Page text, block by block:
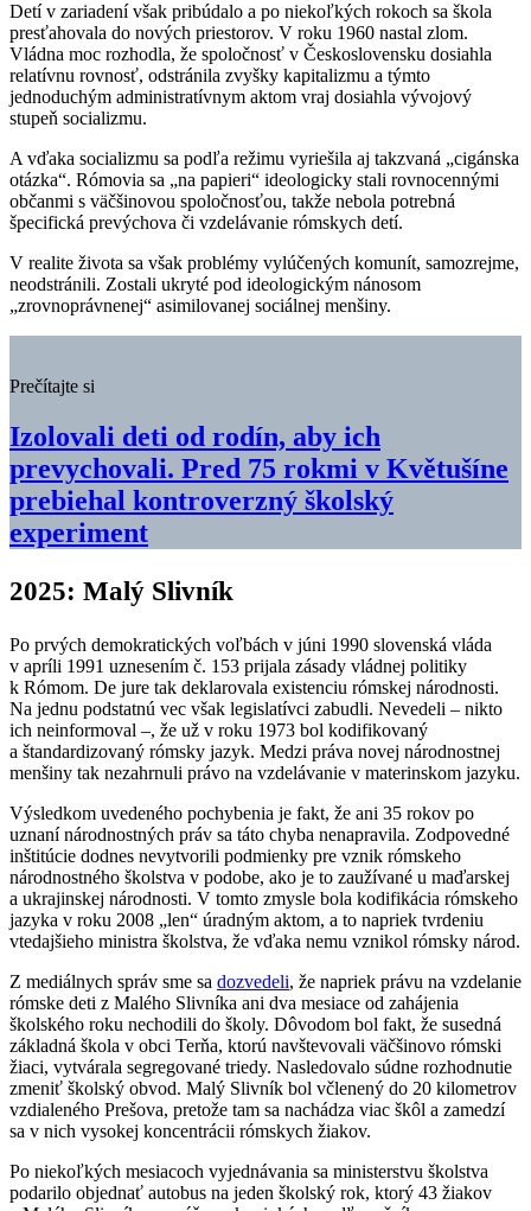
Detí v zariadení však pribúdalo a po niekoľkých rokoch sa škola
presťahovala do nových priestorov. V roku 1960 nastal zlom.
Vládna moc rozhodla, že spoločnosť v Československu dosiahla
relatívnu rovnosť, odstránila zvyšky kapitalizmu a týmto
jednoduchým administratívnym aktom vraj dosiahla vývojový
stupeň socializmu.
A vďaka socializmu sa podľa režimu vyriešila aj takzvaná „cigánska
otázka“. Rómovia sa „na papieri“ ideologicky stali rovnocennými
občanmi s väčšinovou spoločnosťou, takže nebola potrebná
špecifická prevýchova či vzdelávanie rómskych detí.
V realite života sa však problémy vylúčených komunít, samozrejme,
neodstránili. Zostali ukryté pod ideologickým nánosom
„zrovnoprávnenej“ asimilovanej sociálnej menšiny.
Prečítajte si
Izolovali deti od rodín, aby ich
prevychovali. Pred 75 rokmi v Květušíne
prebiehal kontroverzný školský
experiment
2025: Malý Slivník
Po prvých demokratických voľbách v júni 1990 slovenská vláda
v apríli 1991 uznesením č. 153 prijala zásady vládnej politiky
k Rómom. De jure tak deklarovala existenciu rómskej národnosti.
Na jednu podstatnú vec však legislatívci zabudli. Nevedeli – nikto
ich neinformoval –, že už v roku 1973 bol kodifikovaný
a štandardizovaný rómsky jazyk. Medzi práva novej národnostnej
menšiny tak nezahrnuli právo na vzdelávanie v materinskom jazyku.
Výsledkom uvedeného pochybenia je fakt, že ani 35 rokov po
uznaní národnostných práv sa táto chyba nenapravila. Zodpovedné
inštitúcie dodnes nevytvorili podmienky pre vznik rómskeho
národnostného školstva v podobe, ako je to zaužívané u maďarskej
a ukrajinskej národnosti. V tomto zmysle bola kodifikácia rómskeho
jazyka v roku 2008 „len“ úradným aktom, a to napriek tvrdeniu
vtedajšieho ministra školstva, že vďaka nemu vznikol rómsky národ.
Z mediálnych správ sme sa dozvedeli, že napriek právu na vzdelanie
rómske deti z Malého Slivníka ani dva mesiace od zahájenia
školského roku nechodili do školy. Dôvodom bol fakt, že susedná
základná škola v obci Terňa, ktorú navštevovali väčšinovo rómski
žiaci, vytvárala segregované triedy. Nasledovalo súdne rozhodnutie
zmeniť školský obvod. Malý Slivník bol včlenený do 20 kilometrov
vzdialeného Prešova, pretože tam sa nachádza viac škôl a zamedzí
sa v nich vysokej koncentrácii rómskych žiakov.
Po niekoľkých mesiacoch vyjednávania sa ministerstvu školstva
podarilo objednať autobus na jeden školský rok, ktorý 43 žiakov